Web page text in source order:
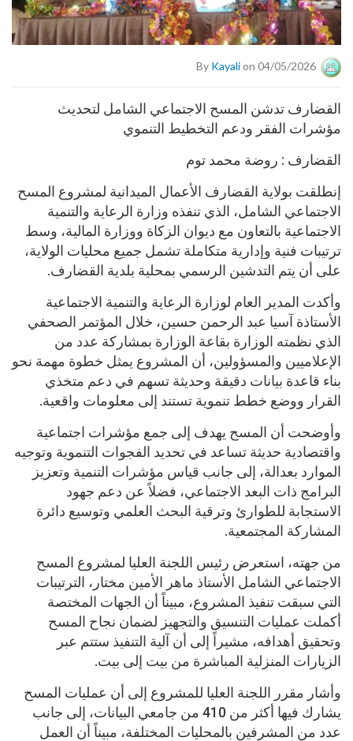
By Kayalion 04/05/2026
القضارف تدشن المسح الاجتماعي الشامل لتحديث
مؤشرات الفقر ودعم التخطيط التنموي
القضارف : روضة محمد توم
إنطلقت بولاية القضارف الأعمال الميدانية لمشروع المسح
الاجتماعي الشامل، الذي تنفذه وزارة الرعاية والتنمية
الاجتماعية بالتعاون مع ديوان الزكاة ووزارة المالية، وسط
ترتيبات فنية وإدارية متكاملة تشمل جميع محليات الولاية،
على أن يتم التدشين الرسمي بمحلية بلدية القضارف.
وأكدت المدير العام لوزارة الرعاية والتنمية الاجتماعية
الأستاذة آسيا عبد الرحمن حسين، خلال المؤتمر الصحفي
الذي نظمته الوزارة بقاعة الوزارة بمشاركة عدد من
الإعلاميين والمسؤولين، أن المشروع يمثل خطوة مهمة نحو
بناء قاعدة بيانات دقيقة وحديثة تسهم في دعم متخذي
القرار ووضع خطط تنموية تستند إلى معلومات واقعية.
وأوضحت أن المسح يهدف إلى جمع مؤشرات اجتماعية
واقتصادية حديثة تساعد في تحديد الفجوات التنموية وتوجيه
الموارد بعدالة، إلى جانب قياس مؤشرات التنمية وتعزيز
البرامج ذات البعد الاجتماعي، فضلاً عن دعم جهود
الاستجابة للطوارئ وترقية البحث العلمي وتوسيع دائرة
المشاركة المجتمعية.
من جهته، استعرض رئيس اللجنة العليا لمشروع المسح
الاجتماعي الشامل الأستاذ ماهر الأمين مختار، الترتيبات
التي سبقت تنفيذ المشروع، مبيناً أن الجهات المختصة
أكملت عمليات التنسيق والتجهيز لضمان نجاح المسح
وتحقيق أهدافه، مشيراً إلى أن آلية التنفيذ ستتم عبر
الزيارات المنزلية المباشرة من بيت إلى بيت.
وأشار مقرر اللجنة العليا للمشروع إلى أن عمليات المسح
يشارك فيها أكثر من 410 من جامعي البيانات، إلى جانب
عدد من المشرفين بالمحليات المختلفة، مبيناً أن العمل